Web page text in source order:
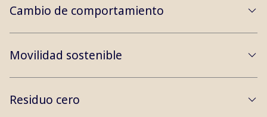
Cambio de comportamiento
Movilidad sostenible
Residuo cero